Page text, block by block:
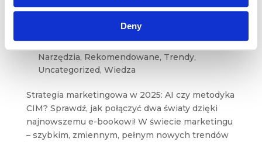
Deny
Strategia marketingowa w 2025: AI
czy metodyka CIM?
sie 31, 2025|Artykuły,Innowacje,
Narzędzia, Rekomendowane, Trendy,
Uncategorized, Wiedza
Strategia marketingowa w 2025: AI czy metodyka
CIM? Sprawdź, jak połączyć dwa światy dzięki
najnowszemu e-bookowi! W świecie marketingu
– szybkim, zmiennym, pełnym nowych trendów